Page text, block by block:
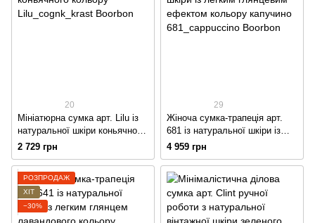
20
Мініатюрна сумка арт. Lilu із
натуральної шкіри коньячного
кольору
2 729 грн
29
Жіноча сумка-трапеція арт.
681 із натуральної шкіри із
легким глянцевим ефектом
4 959 грн
РОЗПРОДАЖ
ХІТ
−30%